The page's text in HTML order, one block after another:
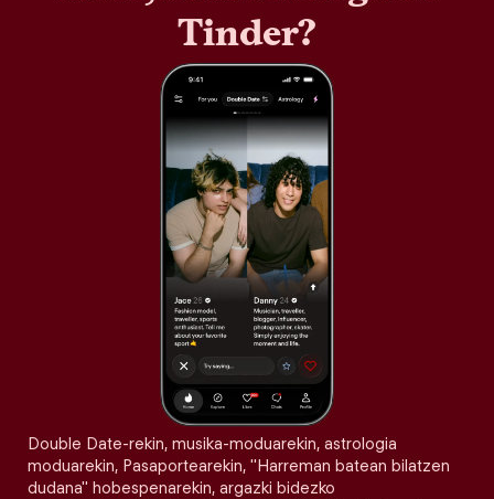
Tinder?
Double Date-rekin, musika-moduarekin, astrologia
moduarekin, Pasaportearekin, "Harreman batean bilatzen
dudana" hobespenarekin, argazki bidezko